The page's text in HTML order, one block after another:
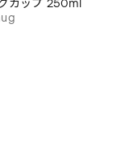
カップ 250ml